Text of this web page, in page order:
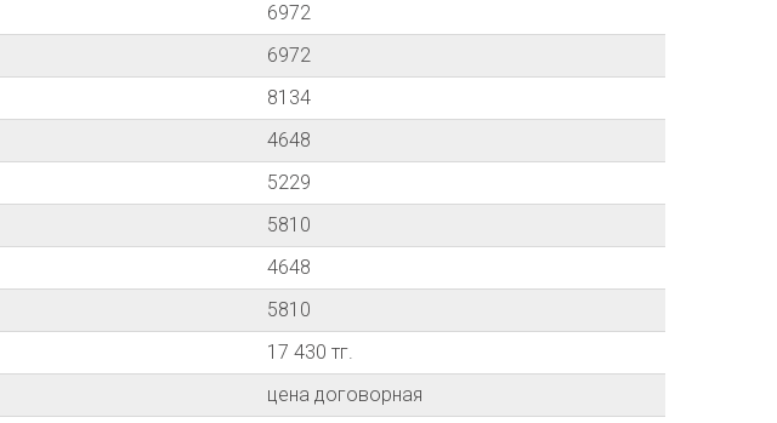
6972
6972
8134
4648
5229
5810
4648
5810
17 430 тг.
цена договорная